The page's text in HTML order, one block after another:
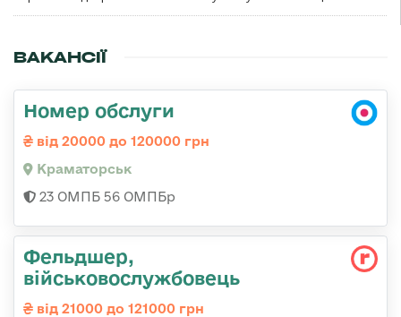
ВАКАНСІЇ
Номер обслуги
від 20000 до 120000 грн
Краматорськ
23 ОМПБ 56 ОМПБр
Фельдшер,
військовослужбовець
від 21000 до 121000 грн